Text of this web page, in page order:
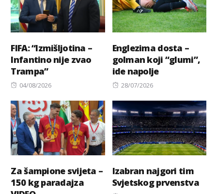
FIFA: “Izmišljotina –
Infantino nije zvao
Trampa”
Posted
04/08/2026
Englezima dosta –
golman koji “glumi”,
ide napolje
Posted
28/07/2026
Za šampione svijeta –
150 kg paradajza
Izabran najgori tim
Svjetskog prvenstva